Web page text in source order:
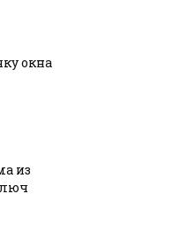
окна
из